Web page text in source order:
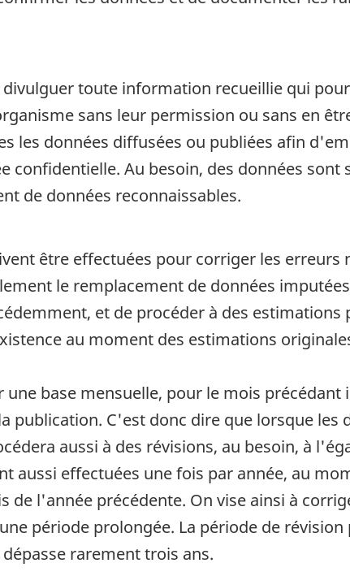
divulguer toute information recueillie qui
sans leur permission ou sans en
les données diffusées ou publiées afin
Au besoin, des données sont
de données reconnaissables.
être effectuées pour corriger les
le remplacement de données
et de procéder à des estimations
au moment des estimations
une base mensuelle, pour le mois
publication. C'est donc dire que lorsque les
aussi à des révisions, au besoin, à
aussi effectuées une fois par année, au
de l'année précédente. On vise ainsi à
période prolongée. La période de
rarement trois ans.